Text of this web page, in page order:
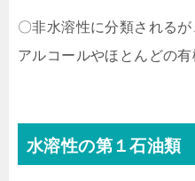
〇非水溶性に分類される
アルコールやほとんどの
水溶性の第１石油類